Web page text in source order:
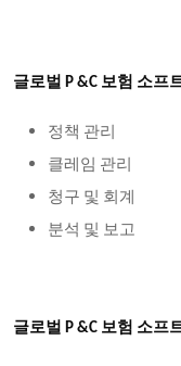
글로벌 P &C 보험 소프
정책 관리
클레임 관리
청구 및 회계
분석 및 보고
글로벌 P &C 보험 소프